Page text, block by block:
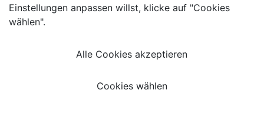
Einstellungen anpassen willst, klicke auf "Cookies
wählen".
Alle Cookies akzeptieren
Cookies wählen